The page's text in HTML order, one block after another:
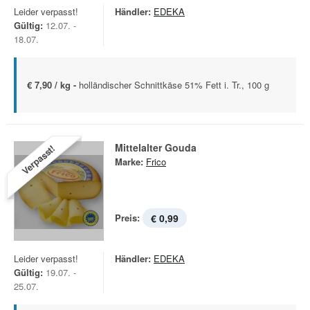
Leider verpasst!
Gültig: 12.07. -
18.07.
Händler: EDEKA
€ 7,90 / kg - holländischer Schnittkäse 51% Fett i. Tr., 100 g
Verpasst! Mittelalter Gouda
Marke: Frico
Preis: € 0,99
Leider verpasst!
Gültig: 19.07. -
25.07.
Händler: EDEKA